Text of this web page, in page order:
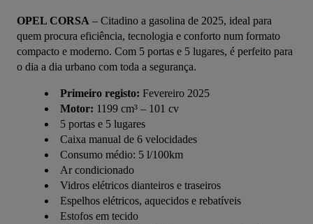
OPEL CORSA – Citadino a gasolina de 2025, ideal para
quem procura eficiência, tecnologia e conforto num formato
compacto e moderno. Com 5 portas e 5 lugares, é perfeito para
o dia a dia urbano com toda a segurança.
Primeiro registo: Fevereiro 2025
Motor: 1199 cm³ – 101 cv
5 portas e 5 lugares
Caixa manual de 6 velocidades
Consumo médio: 5 l/100km
Ar condicionado
Vidros elétricos dianteiros e traseiros
Espelhos elétricos, aquecidos e rebatíveis
Estofos em tecido